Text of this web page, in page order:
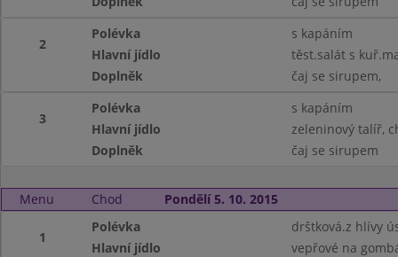
2
Polévka
s kapáním
Hlavní jídlo
těst.salát s
Doplněk
čaj se sirupem,
3
Polévka
s kapáním
Hlavní jídlo
zeleninový talíř,
Doplněk
čaj se sirupem
Menu Chod Pondělí 5. 10. 2015
1
Polévka
drštková.z hlívy
Hlavní jídlo
vepřové na